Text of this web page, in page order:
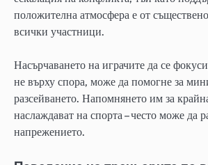
положителна атмосфера е от
всички участници.
Насърчаването на играчите да се
не върху спора, може да помогне за
разсейването. Напомнянето им за
наслаждават на спорта – често може да
напрежението.